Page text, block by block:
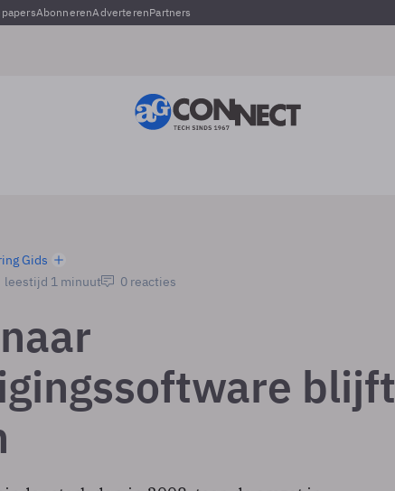
AbonnerenAdverterenPartners
Gids
leestijd 1 minuut 0 reacties
blijft